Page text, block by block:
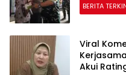
BERITA
Viral
Akui